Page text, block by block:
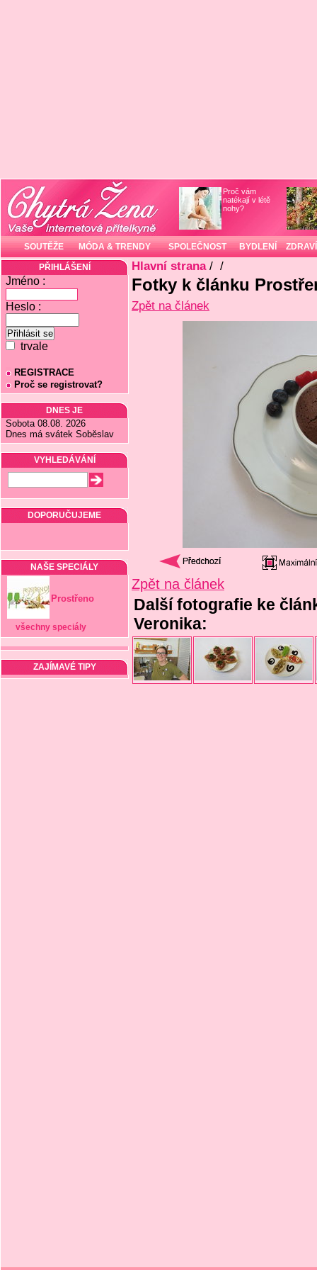
Proč vám
natékají v létě
nohy?
SOUTĚŽE MÓDA & TRENDY SPOLEČNOST BYDLENÍ ZDRAVÍ
PŘIHLÁŠENÍ
Jméno :
Heslo :
trvale
REGISTRACE
Proč se registrovat?
DNES JE
Sobota 08.08. 2026
Dnes má svátek Soběslav
VYHLEDÁVÁNÍ
DOPORUČUJEME
NAŠE SPECIÁLY
Prostřeno
všechny speciály
ZAJÍMAVÉ TIPY
Hlavní strana/ /
Fotky k článku
Zpět na článek
Zpět na článek
Další fotografie ke
Veronika: